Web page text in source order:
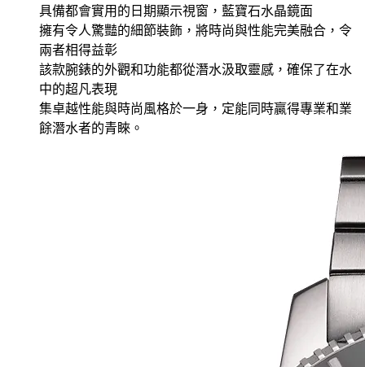
具備都會實用的日期顯示視窗，藍寶石水晶鏡面
擁有令人驚豔的細節裝飾，將時尚與性能完美融合，令
兩者相得益彰
該款腕錶的外觀和功能都從潛水汲取靈感，確保了在水
中的超凡表現
集卓越性能與時尚風格於一身，定能同時贏得專業和業
餘潛水者的青睞。